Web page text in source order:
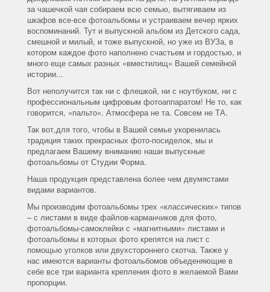
за чашечкой чая собираем всю семью, вытягиваем из
шкафов все-все фотоальбомы и устраиваем вечер ярких
воспоминаний. Тут и выпускной альбом из Детского сада,
смешной и милый, и тоже выпускной, но уже из ВУЗа, в
котором каждое фото наполнено счастьем и гордостью, и
много еще самых разных «вместилищ» Вашей семейной
истории...
Вот неполучится так ни с флешкой, ни с ноутбуком, ни с
профессиональным цифровым фотоаппаратом! Не то, как
говорится, «пальто». Атмосфера не та. Совсем не ТА.
Так вот,для того, чтобы в Вашей семье укоренилась
традиция таких прекрасных фото-посиделок, мы и
предлагаем Вашему вниманию наши выпускные
фотоальбомы от Студии Форма.
Наша продукция представлена более чем двумястами
видами вариантов.
Мы производим фотоальбомы трех «классических» типов
– с листами в виде файлов-карманчиков для фото,
фотоальбомы-самоклейки с «магнитными» листами и
фотоальбомы в которых фото крепятся на лист с
помощью уголков или двухстороннего скотча. Также у
нас имеются варианты фотоальбомов объеденяющие в
себе все три варианта крепления фото в желаемой Вами
пропорции.